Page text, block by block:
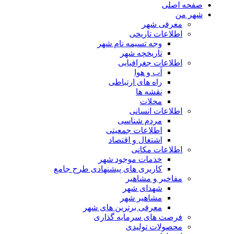
صفحه اصلی
شهر من
معرفی شهر
اطلاعات تاریخی
وجه تسیمه نام شهر
تاریخچه شهر
اطلاعات جغرافیایی
آب و هوا
راه های ارتباطی
نقشه ها
محلات
اطلاعات انسانی
مردم شناسی
اطلاعات جمعیتی
اشتغال و اقتصاد
اطلاعات مکانی
خدمات موجود شهر
کاربری های پیشنهادی طرح جامع
مفاخیر و مشاهیر
شهدای شهر
مشاهیر شهر
معرفی برترین های شهر
فرصت های سرمایه گذاری
محصولات تولیدی